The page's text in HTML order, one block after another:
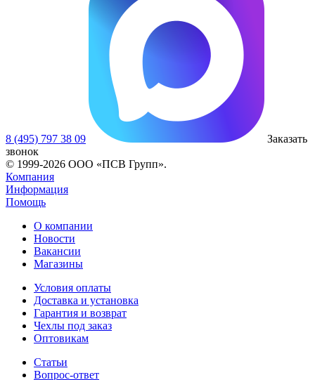
8 (495) 797 38 09
Заказать
звонок
© 1999-2026 ООО «ПСВ Групп».
Компания
Информация
Помощь
О компании
Новости
Вакансии
Магазины
Условия оплаты
Доставка и установка
Гарантия и возврат
Чехлы под заказ
Оптовикам
Статьи
Вопрос-ответ